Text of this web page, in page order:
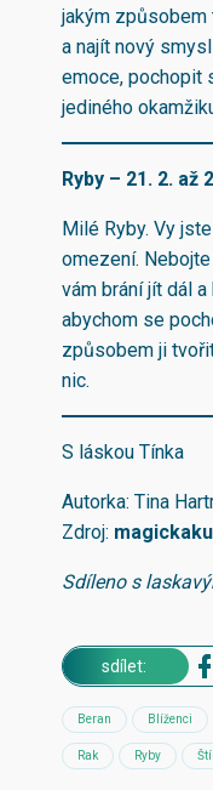
jakým způsobem
a najít nový
emoce, pochopit
jediného
Ryby – 21. 2. až
Milé Ryby. Vy
omezení.
vám brání jít dál
abychom se
způsobem ji
nic.
S láskou Tínka
Autorka: Tina
Zdroj:
Sdíleno s
sdílet:
Beran Blíženci
Rak Ryby